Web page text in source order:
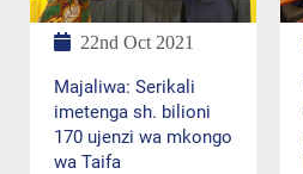
22nd Oct 2021
Majaliwa: Serikali
imetenga sh. bilioni
170 ujenzi wa mkongo
wa Taifa